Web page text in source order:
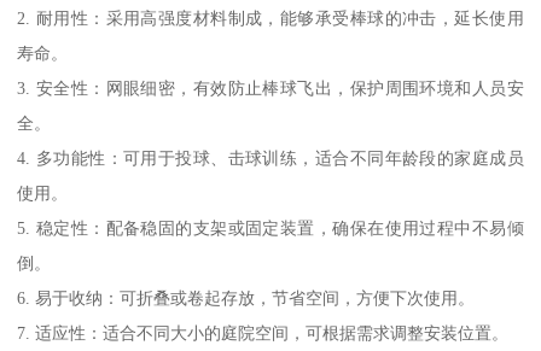
2. 耐用性：采用高强度材料制成，能够承受棒球的冲击，延长使用
寿命。
3. 安全性：网眼细密，有效防止棒球飞出，保护周围环境和人员安
全。
4. 多功能性：可用于投球、击球训练，适合不同年龄段的家庭成员
使用。
5. 稳定性：配备稳固的支架或固定装置，确保在使用过程中不易倾
倒。
6. 易于收纳：可折叠或卷起存放，节省空间，方便下次使用。
7. 适应性：适合不同大小的庭院空间，可根据需求调整安装位置。